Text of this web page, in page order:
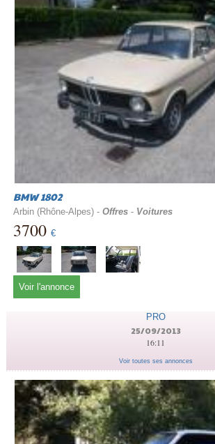
BMW 1802
Arbin (Rhône-Alpes) - Offres- Voitures
3700 €
Voir l'annonce
PRO
25/09/2013
16:11
Voir toutes ses annonces